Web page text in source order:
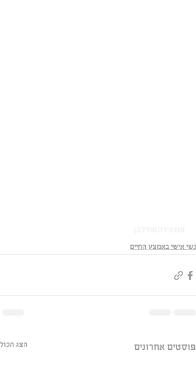
נשי אישי באמצע החיים
פוסטים אחרונים הצג הכול